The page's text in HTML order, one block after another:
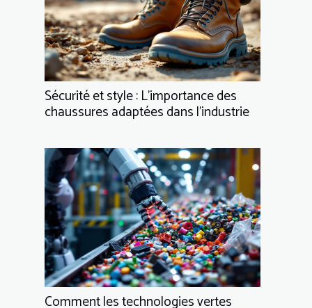
Sécurité et style : L'importance des
chaussures adaptées dans l'industrie
Comment les technologies vertes